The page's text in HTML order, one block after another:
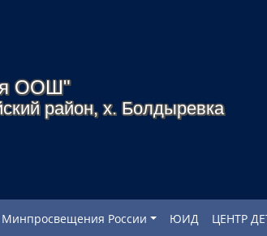
ООШ"
район, х. Болдыревка
Минпросвещения России ЮИД
ЦЕНТР